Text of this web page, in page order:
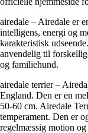
airedale – Airedale er
intelligens, energi og
karakteristisk
anvendelig til
og familiehund.
airedale terrier –
England. Den er en
50-60 cm. Airedale
temperament. Den er
regelmæssig motion